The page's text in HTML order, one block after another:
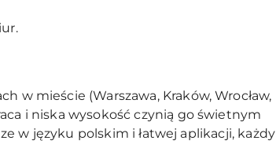
w mieście (Warszawa, Kraków, Wrocław,
i niska wysokość czynią go świetnym
w języku polskim i łatwej aplikacji, każdy